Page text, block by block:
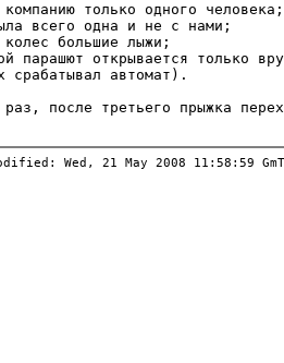
только одного человека;
всего одна и не с нами;
большие лыжи;
парашют открывается только
срабатывал автомат).
после третьего прыжка